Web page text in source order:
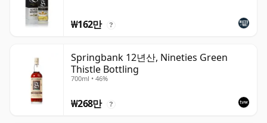
₩162만 ?
Springbank 12년산, Nineties Green
Thistle Bottling
700ml • 46%
₩268만 ?